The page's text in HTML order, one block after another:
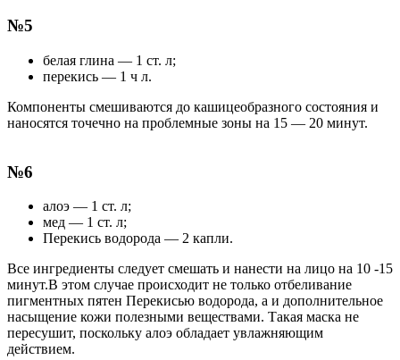
№5
белая глина — 1 ст. л;
перекись — 1 ч л.
Компоненты смешиваются до кашицеобразного состояния и
наносятся точечно на проблемные зоны на 15 — 20 минут.
№6
алоэ — 1 ст. л;
мед — 1 ст. л;
Перекись водорода — 2 капли.
Все ингредиенты следует смешать и нанести на лицо на 10 -15
минут.В этом случае происходит не только отбеливание
пигментных пятен Перекисью водорода, а и дополнительное
насыщение кожи полезными веществами. Такая маска не
пересушит, поскольку алоэ обладает увлажняющим
действием.